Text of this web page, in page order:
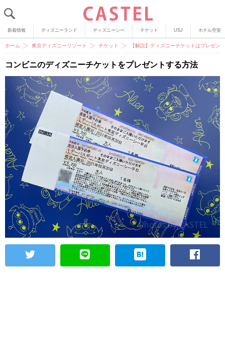
新着情報 ディズニーランド ディズニーシー チケット USJ ホテル空室
ホーム 東京ディズニーリゾート チケット 【解説】ディズニーチケットはプレゼン
コンビニのディズニーチケットをプレゼントする方法